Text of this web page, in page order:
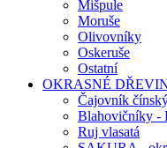
Mišpule
Moruše
Olivovníky
Oskeruše
Ostatní
OKRASNÉ
Čajovník
Blahovičníky -
Ruj vlasatá